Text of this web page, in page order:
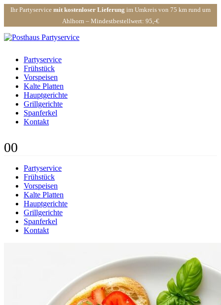
Ihr Partyservice mit kostenloser Lieferung im Umkreis von 75 km rund um
Ahlhorn – Mindestbestellwert: 95,-€
Partyservice
Frühstück
Vorspeisen
Kalte Platten
Hauptgerichte
Grillgerichte
Spanferkel
Kontakt
00
Partyservice
Frühstück
Vorspeisen
Kalte Platten
Hauptgerichte
Grillgerichte
Spanferkel
Kontakt